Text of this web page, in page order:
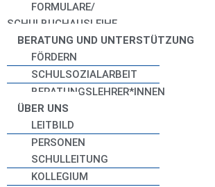
FORMULARE/
SCHULBUCHAUSLEIHE
BERATUNG UND UNTERSTÜTZUNG
FÖRDERN
SCHULSOZIALARBEIT
BERATUNGSLEHRER*INNEN
ÜBER UNS
LEITBILD
PERSONEN
SCHULLEITUNG
KOLLEGIUM